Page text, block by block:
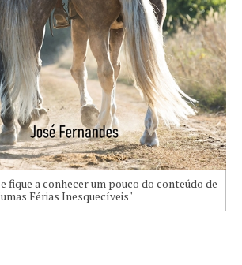
fique a conhecer um pouco do conteúdo de
Férias Inesquecíveis"